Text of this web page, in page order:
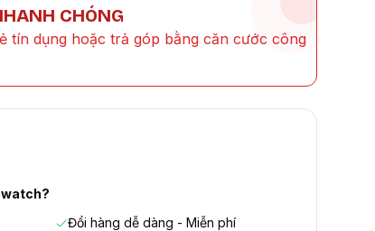
CHÓNG
tín dụng hoặc trả góp bằng căn cước công
Đổi hàng dễ dàng - Miễn phí